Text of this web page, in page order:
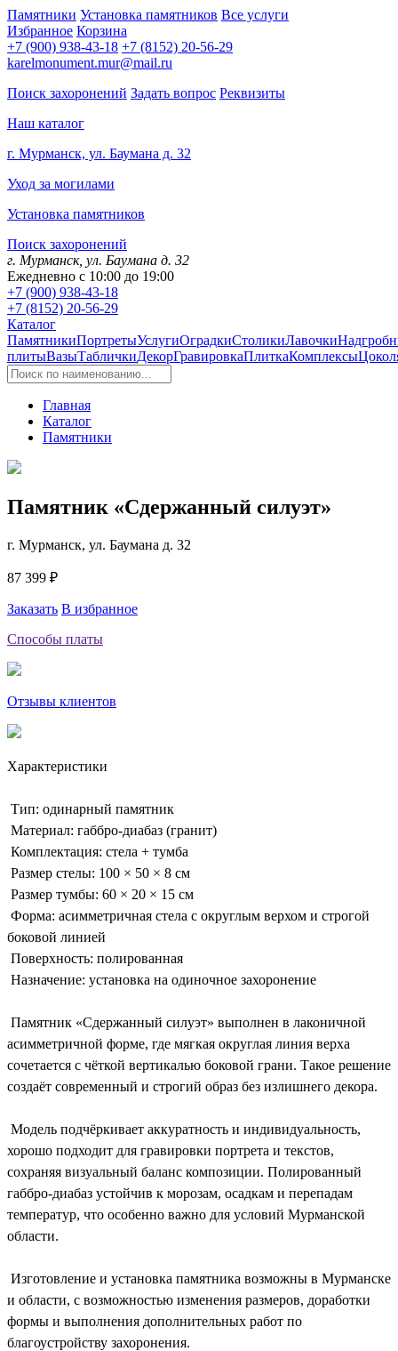
Памятники Установка памятников Все услуги
Избранное Корзина
+7 (900) 938-43-18 +7 (8152) 20-56-29
karelmonument.mur@mail.ru
Поиск захоронений Задать вопрос Реквизиты
Наш каталог
г. Мурманск, ул. Баумана д. 32
Уход за могилами
Установка памятников
Поиск захоронений
г. Мурманск, ул. Баумана д. 32
Ежедневно с 10:00 до 19:00
+7 (900) 938-43-18
+7 (8152) 20-56-29
Каталог
ПамятникиПортретыУслугиОградкиСтоликиЛавочки
плитыВазыТабличкиДекорГравировкаПлиткаКомплексы
Главная
Каталог
Памятники
Памятник «Сдержанный силуэт»
г. Мурманск, ул. Баумана д. 32
87 399 ₽
Заказать В избранное
Способы платы
Отзывы клиентов
Характеристики
Тип: одинарный памятник
Материал: габбро-диабаз (гранит)
Комплектация: стела + тумба
Размер стелы: 100 × 50 × 8 см
Размер тумбы: 60 × 20 × 15 см
Форма: асимметричная стела с округлым верхом и строгой
боковой линией
Поверхность: полированная
Назначение: установка на одиночное захоронение
Памятник «Сдержанный силуэт» выполнен в лаконичной
асимметричной форме, где мягкая округлая линия верха
сочетается с чёткой вертикалью боковой грани. Такое решение
создаёт современный и строгий образ без излишнего декора.
Модель подчёркивает аккуратность и индивидуальность,
хорошо подходит для гравировки портрета и текстов,
сохраняя визуальный баланс композиции. Полированный
габбро-диабаз устойчив к морозам, осадкам и перепадам
температур, что особенно важно для условий Мурманской
области.
Изготовление и установка памятника возможны в Мурманске
и области, с возможностью изменения размеров, доработки
формы и выполнения дополнительных работ по
благоустройству захоронения.